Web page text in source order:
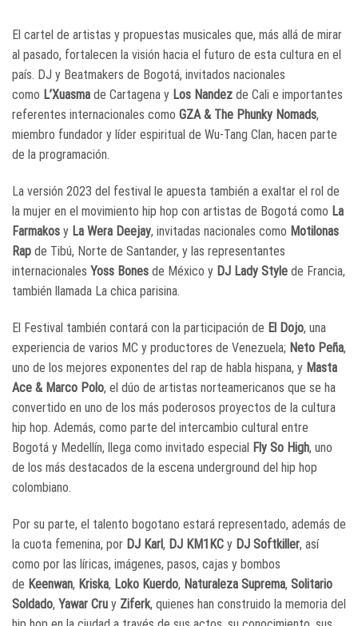
El cartel de artistas y propuestas musicales que, más allá de mirar
al pasado, fortalecen la visión hacia el futuro de esta cultura en el
país. DJ y Beatmakers de Bogotá, invitados nacionales
como L’Xuasma de Cartagena y Los Nandez de Cali e importantes
referentes internacionales como GZA & The Phunky Nomads,
miembro fundador y líder espiritual de Wu-Tang Clan, hacen parte
de la programación.
La versión 2023 del festival le apuesta también a exaltar el rol de
la mujer en el movimiento hip hop con artistas de Bogotá como La
Farmakos y La Wera Deejay, invitadas nacionales como Motilonas
Rap de Tibú, Norte de Santander, y las representantes
internacionales Yoss Bones de México y DJ Lady Style de Francia,
también llamada La chica parisina.
El Festival también contará con la participación de El Dojo, una
experiencia de varios MC y productores de Venezuela; Neto Peña,
uno de los mejores exponentes del rap de habla hispana, y Masta
Ace & Marco Polo, el dúo de artistas norteamericanos que se ha
convertido en uno de los más poderosos proyectos de la cultura
hip hop. Además, como parte del intercambio cultural entre
Bogotá y Medellín, llega como invitado especial Fly So High, uno
de los más destacados de la escena underground del hip hop
colombiano.
Por su parte, el talento bogotano estará representado, además de
la cuota femenina, por DJ Karl, DJ KM1KC y DJ Softkiller, así
como por las líricas, imágenes, pasos, cajas y bombos
de Keenwan, Kriska, Loko Kuerdo, Naturaleza Suprema, Solitario
Soldado, Yawar Cru y Ziferk, quienes han construido la memoria del